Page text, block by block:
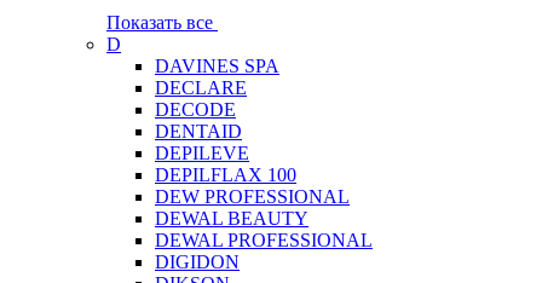
Показать все
D
DAVINES SPA
DECLARE
DECODE
DENTAID
DEPILEVE
DEPILFLAX 100
DEW PROFESSIONAL
DEWAL BEAUTY
DEWAL PROFESSIONAL
DIGIDON